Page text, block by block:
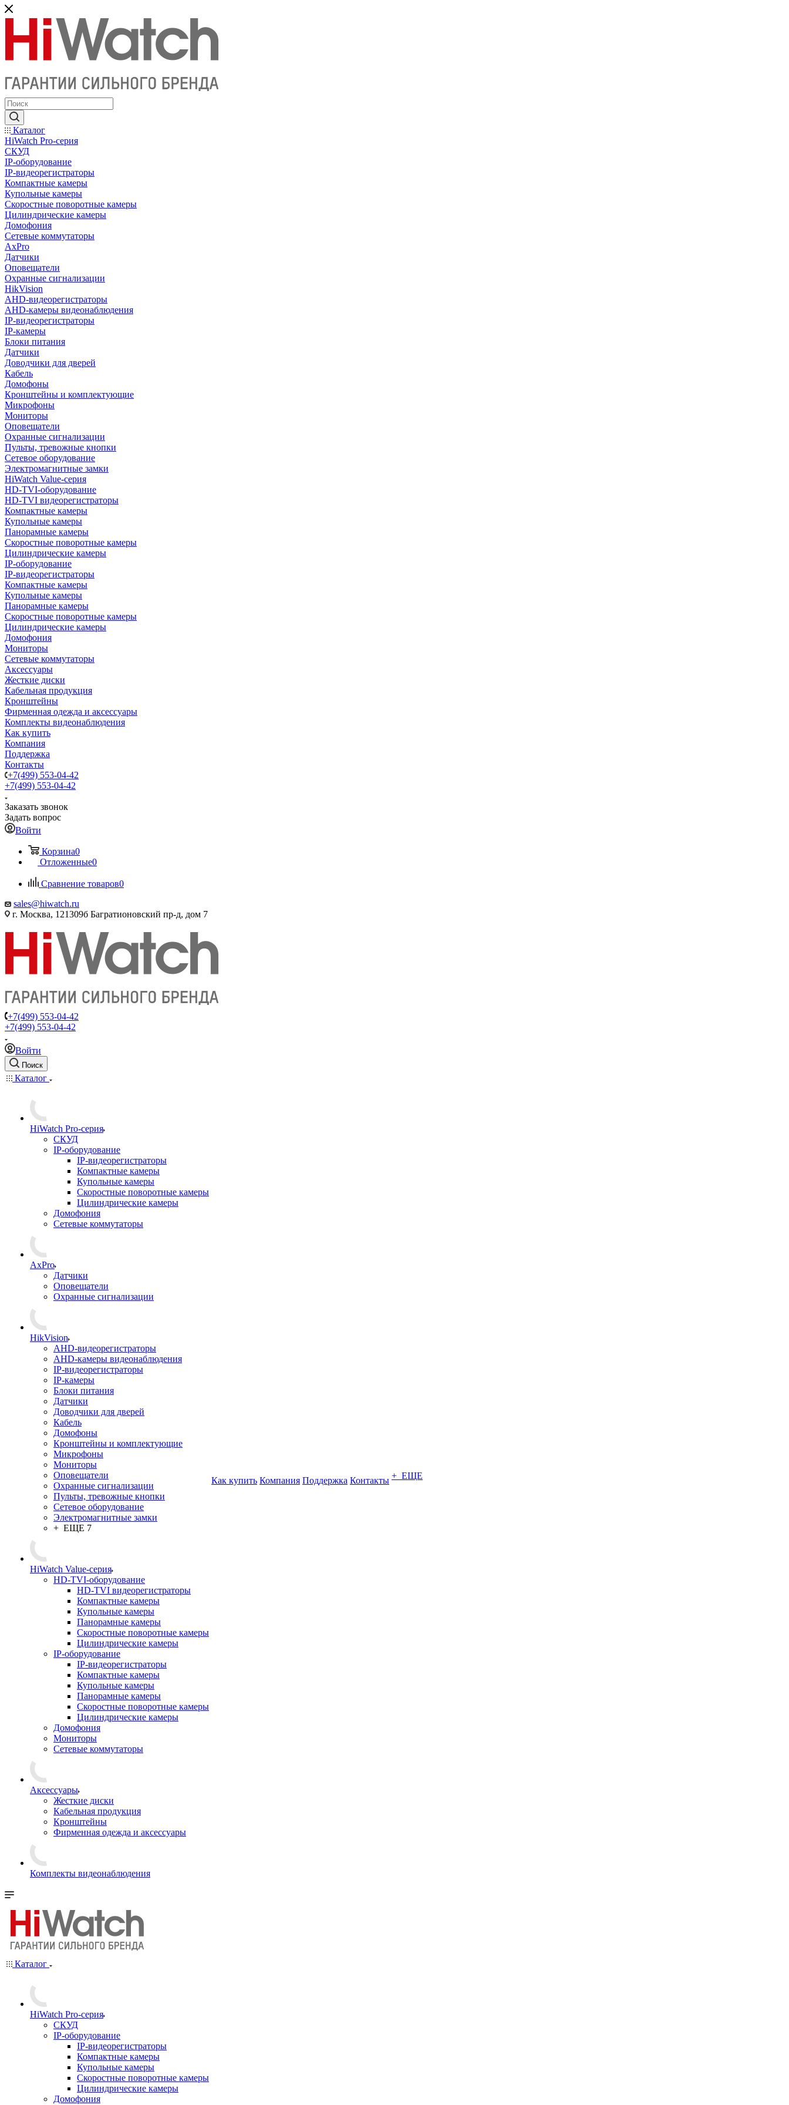
Каталог
HiWatch Pro-серия
CКУД
IP-оборудование
IP-видеорегистраторы
Компактные камеры
Купольные камеры
Скоростные поворотные камеры
Цилиндрические камеры
Домофония
Сетевые коммутаторы
AxPro
Датчики
Оповещатели
Охранные сигнализации
HikVision
AHD-видеорегистраторы
AHD-камеры видеонаблюдения
IP-видеорегистраторы
IP-камеры
Блоки питания
Датчики
Доводчики для дверей
Кабель
Домофоны
Кронштейны и комплектующие
Микрофоны
Мониторы
Оповещатели
Охранные сигнализации
Пульты, тревожные кнопки
Сетевое оборудование
Электромагнитные замки
HiWatch Value-серия
HD-TVI-оборудование
HD-TVI видеорегистраторы
Компактные камеры
Купольные камеры
Панорамные камеры
Скоростные поворотные камеры
Цилиндрические камеры
IP-оборудование
IP-видеорегистраторы
Компактные камеры
Купольные камеры
Панорамные камеры
Скоростные поворотные камеры
Цилиндрические камеры
Домофония
Мониторы
Сетевые коммутаторы
Аксессуары
Жесткие диски
Кабельная продукция
Кронштейны
Фирменная одежда и аксессуары
Комплекты видеонаблюдения
Как купить
Компания
Поддержка
Контакты
+7(499) 553-04-42
+7(499) 553-04-42
Заказать звонок
Задать вопрос
Войти
Корзина0
Отложенные0
Сравнение товаров0
sales@hiwatch.ru
г. Москва, 121309б Багратионовский пр-д, дом 7
+7(499) 553-04-42
+7(499) 553-04-42
Войти
Поиск
Каталог
HiWatch Pro-серия
CКУД
IP-оборудование
IP-видеорегистраторы
Компактные камеры
Купольные камеры
Скоростные поворотные камеры
Цилиндрические камеры
Домофония
Сетевые коммутаторы
AxPro
Датчики
Оповещатели
Охранные сигнализации
HikVision
AHD-видеорегистраторы
AHD-камеры видеонаблюдения
IP-видеорегистраторы
IP-камеры
Блоки питания
Датчики
Доводчики для дверей
Кабель
Домофоны
Кронштейны и комплектующие
Микрофоны
Мониторы
Оповещатели
Охранные сигнализации
Пульты, тревожные кнопки
Сетевое оборудование
Электромагнитные замки
+ ЕЩЕ 7
HiWatch Value-серия
HD-TVI-оборудование
HD-TVI видеорегистраторы
Компактные камеры
Купольные камеры
Панорамные камеры
Скоростные поворотные камеры
Цилиндрические камеры
IP-оборудование
IP-видеорегистраторы
Компактные камеры
Купольные камеры
Панорамные камеры
Скоростные поворотные камеры
Цилиндрические камеры
Домофония
Мониторы
Сетевые коммутаторы
Аксессуары
Жесткие диски
Кабельная продукция
Кронштейны
Фирменная одежда и аксессуары
Комплекты видеонаблюдения
Как купить Компания Поддержка Контакты + ЕЩЕ
Каталог
HiWatch Pro-серия
CКУД
IP-оборудование
IP-видеорегистраторы
Компактные камеры
Купольные камеры
Скоростные поворотные камеры
Цилиндрические камеры
Домофония